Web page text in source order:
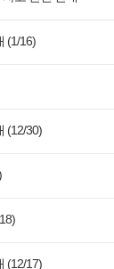
(1/16)
(12/30)
(12/17)